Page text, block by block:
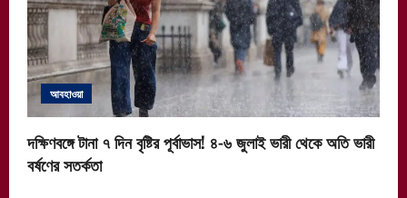
আবহাওয়া
দক্ষিণবঙ্গে টানা ৭ দিন বৃষ্টির পূর্বাভাস! ৪-৬ জুলাই ভারী থেকে অতি ভারী
বর্ষণের সতর্কতা